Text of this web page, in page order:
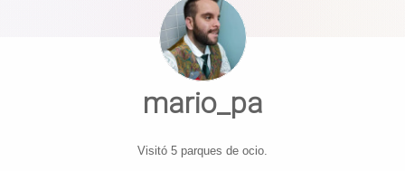
mario_pa
Visitó 5 parques de ocio.